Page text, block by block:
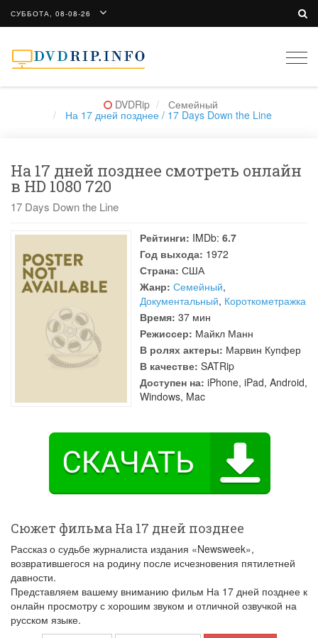
СУББОТА, 08-08-26
DVDRip Семейный
На 17 дней позднее / 17 Days Down the Line
На 17 дней позднее смотреть онлайн
в HD 1080 720
17 Days Down the Line
Рейтинги: IMDb: 6.7
Год выхода: 1972
Страна: США
Жанр: Семейный,
Документальный, Короткометражка
Время: 37 мин
Режиссер: Майкл Манн
В ролях актеры: Марвин Купфер
В качестве: SATRip
Доступен на: iPhone, iPad, Android,
Windows, Mac
Сюжет фильма На 17 дней позднее
Рассказ о судьбе журналиста издания «Newsweek»,
возвратившегося на родину после исчезновения пятилетней
давности.
Представляем вашему вниманию фильм На 17 дней позднее к
онлайн просмотру с хорошим звуком и отличной озвучкой на
русском языке.